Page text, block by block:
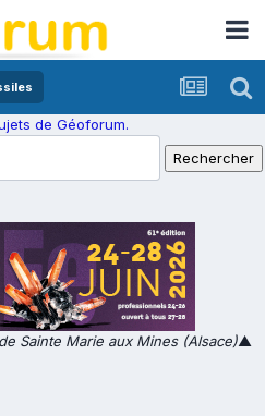
de Géoforum.
Sainte Marie aux Mines (Alsace)▲